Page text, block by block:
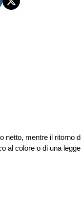
netto, mentre il
al colore o di una